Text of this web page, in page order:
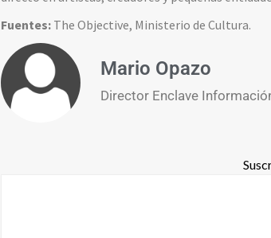
Fuentes: The Objective, Ministerio de Cultura.
Mario Opazo
Director Enclave